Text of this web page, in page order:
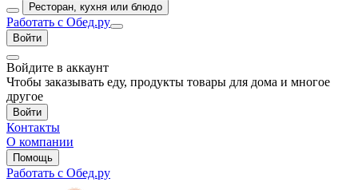
Ресторан, кухня или блюдо
Работать с Обед.ру
Войти
Войдите в аккаунт
Чтобы заказывать еду, продукты товары для дома и многое
другое
Войти
Контакты
О компании
Помощь
Работать с Обед.ру